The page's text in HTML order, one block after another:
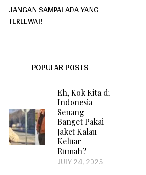
JANGAN SAMPAI ADA YANG
TERLEWAT!
POPULAR POSTS
Eh, Kok Kita di
Indonesia
Senang
Banget Pakai
Jaket Kalau
Keluar
Rumah?
JULY 24, 2025